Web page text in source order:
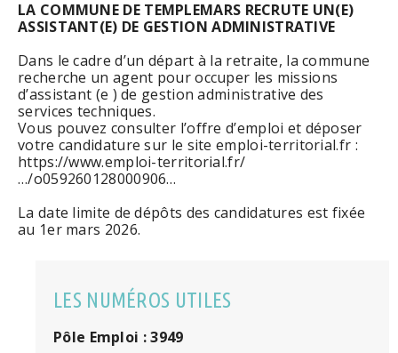
LA COMMUNE DE TEMPLEMARS RECRUTE UN(E)
ASSISTANT(E) DE GESTION ADMINISTRATIVE
Dans le cadre d’un départ à la retraite, la commune
recherche un agent pour occuper les missions
d’assistant (e ) de gestion administrative des
services techniques.
Vous pouvez consulter l’offre d’emploi et déposer
votre candidature sur le site emploi-territorial.fr :
https://www.emploi-territorial.fr/
…/o059260128000906…
La date limite de dépôts des candidatures est fixée
au 1er mars 2026.
LES NUMÉROS UTILES
Pôle Emploi : 3949